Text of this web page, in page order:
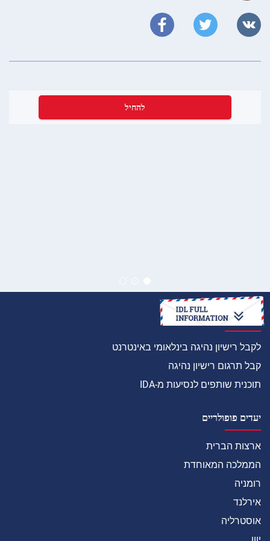
להחיל
לקבל רישיון נהיגה בינלאומי באינטרנט
קבל תרגום רישיון נהיגה
תוכנית שותפים לנסיעות מ-IDA
יעדים פופולריים
ארצות הברית
הממלכה המאוחדת
רומניה
אירלנד
אוסטרליה